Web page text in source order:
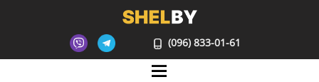
(096) 833-01-61